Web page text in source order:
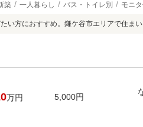
築 一人暮らし バス・トイレ別 モニ
い方におすすめ。鎌ケ谷市エリアで住ま
万円 5,000円